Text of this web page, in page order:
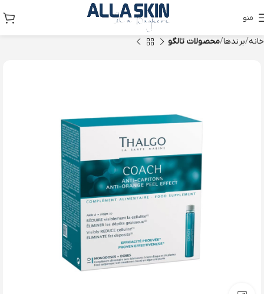
منو
خانه برندها محصولات تالگو